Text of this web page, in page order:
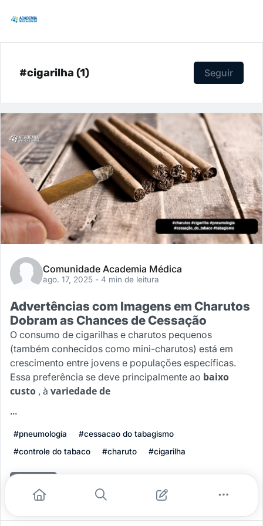
#cigarilha (1) Seguir
Comunidade Academia Médica
ago. 17, 2025 - 4 min de leitura
Advertências com Imagens em Charutos
Dobram as Chances de Cessação
O consumo de cigarilhas e charutos pequenos
(também conhecidos como mini-charutos) está em
crescimento entre jovens e populações específicas.
Essa preferência se deve principalmente ao baixo
custo , à variedade de
...
#pneumologia
#cessacao do tabagismo
#controle do tabaco
#charuto #cigarilha
Leia mais